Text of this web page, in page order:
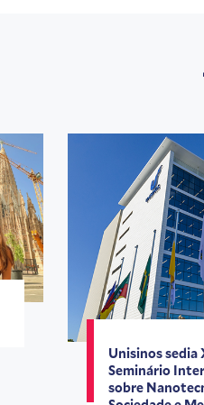
Unisinos sedia
Seminário
sobre